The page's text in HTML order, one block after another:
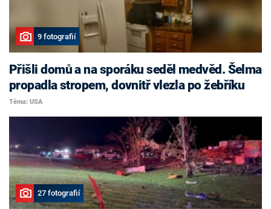
9 fotografií
Přišli domů a na sporáku seděl medvěd. Šelma
propadla stropem, dovnitř vlezla po žebříku
Téma: USA
27 fotografií